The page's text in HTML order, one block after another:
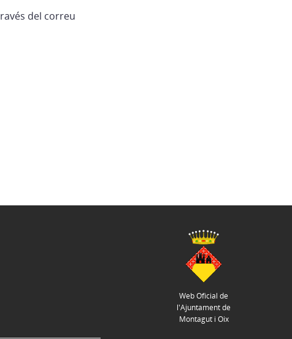
del correu
Web Oficial de
l'Ajuntament de
Montagut i Oix